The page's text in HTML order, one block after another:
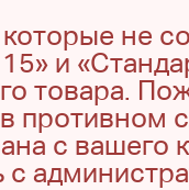
не
и
товара.
противном
с вашего
с